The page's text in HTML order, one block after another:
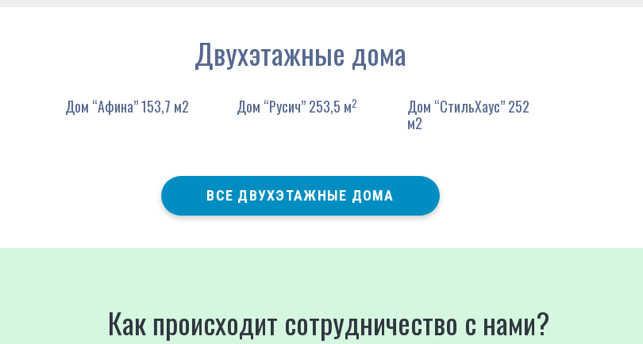
Двухэтажные дома
Дом “Афина” 153,7 м2 Дом “Русич” 253,5 м2
Дом “СтильХаус” 252
м2
ВСЕ ДВУХЭТАЖНЫЕ ДОМА
Как происходит сотрудничество с нами?